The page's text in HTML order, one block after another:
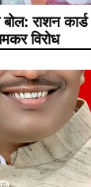
बोल: राशन
विरोध